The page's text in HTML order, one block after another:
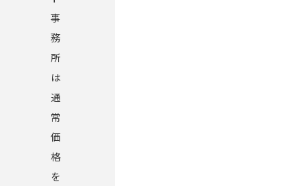
事
務
所
は
通
常
価
格
を